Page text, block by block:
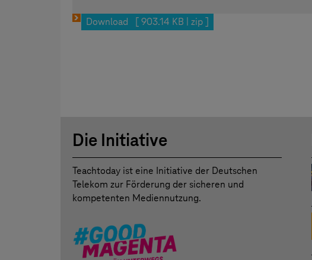
Download [ 903.14 KB | zip ]
Die Initiative
Teachtoday ist eine Initiative der Deutschen
Telekom zur Förderung der sicheren und
kompetenten Mediennutzung.